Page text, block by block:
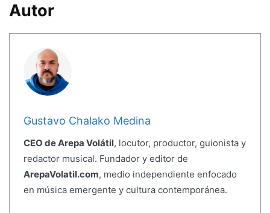
Autor
Gustavo Chalako Medina
CEO de Arepa Volátil, locutor, productor, guionista y
redactor musical. Fundador y editor de
ArepaVolatil.com, medio independiente enfocado
en música emergente y cultura contemporánea.